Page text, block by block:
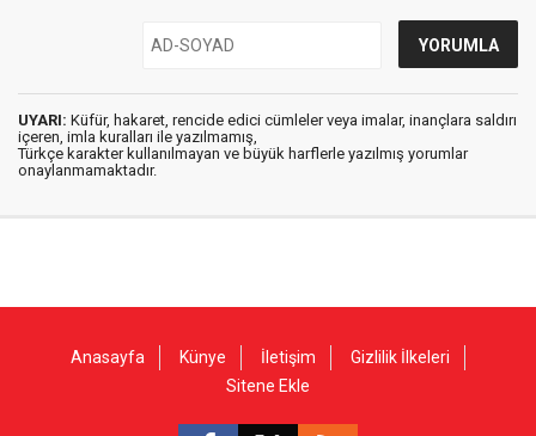
UYARI: Küfür, hakaret, rencide edici cümleler veya imalar, inançlara saldırı
içeren, imla kuralları ile yazılmamış,
Türkçe karakter kullanılmayan ve büyük harflerle yazılmış yorumlar
onaylanmamaktadır.
Anasayfa Künye İletişim
Gizlilik İlkeleri
Sitene Ekle